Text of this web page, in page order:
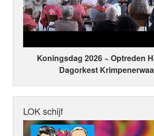
Koningsdag 2026 ~ Optreden
Dagorkest
LOK schijf